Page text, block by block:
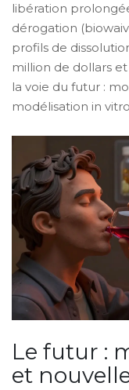
libération
dérogation
profils de
million de dollars
la voie du futur :
modélisation in
Le futur :
et